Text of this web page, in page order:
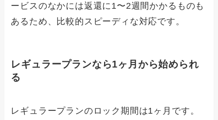
ービスのなかには返還に1〜2週間かかるものも
あるため、比較的スピーディな対応です。
レギュラープランなら1ヶ月から始められ
る
レギュラープランのロック期間は1ヶ月です。